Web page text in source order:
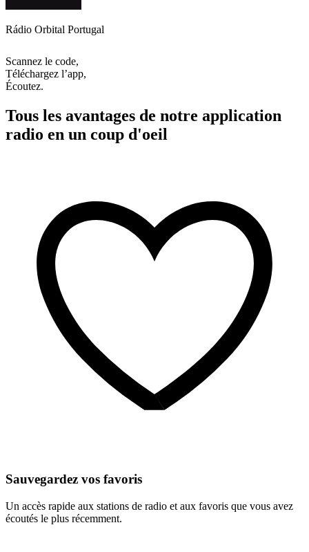
Rádio Orbital Portugal
Scannez le code,
Téléchargez l’app,
Écoutez.
Tous les avantages de notre application
radio en un coup d'oeil
Sauvegardez vos favoris
Un accès rapide aux stations de radio et aux favoris que vous avez
écoutés le plus récemment.